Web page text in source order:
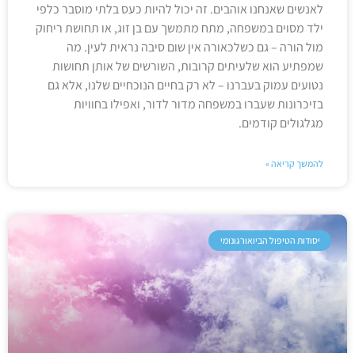
לאנשים שאנחנו אוהבים. זה יכול להיות כעס בלתי מוסבר כלפי
ילד מסוים במשפחה, מתח מתמשך עם בן זוג, או תחושת ריחוק
מול הורה – גם כשלכאורה אין שום סיבה נראית לעין. מה
שמפתיע הוא שלעיתים קרובות, השורשים של אותן תחושות
נטועים עמוק בעברנו – לא רק בחיים הנוכחיים שלנו, אלא גם
בזיכרונות שעברו במשפחה מדור לדור, ואפילו בחוויות
מגלגולים קודמים.
להמשך קריאה »
יסודות הטיפול הביואורגונומי